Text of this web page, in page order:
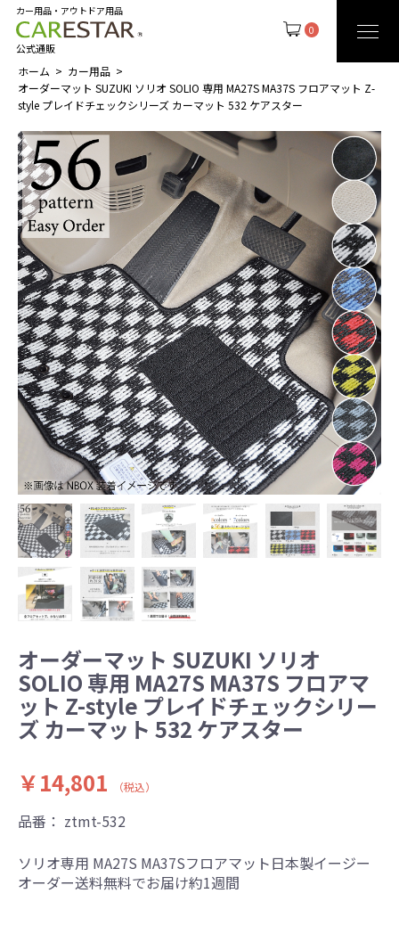
0
カー用品・アウトドア用品
公式通販
ホーム
カー用品
オーダーマット SUZUKI ソリオ SOLIO 専用 MA27S MA37S フロアマット Z-
style プレイドチェックシリーズ カーマット 532 ケアスター
オーダーマット SUZUKI ソリオ
SOLIO 専用 MA27S MA37S フロアマ
ット Z-style プレイドチェックシリー
ズ カーマット 532 ケアスター
￥14,801
（税込）
品番： ztmt-532
ソリオ専用 MA27S MA37Sフロアマット日本製イージー
オーダー送料無料でお届け約1週間